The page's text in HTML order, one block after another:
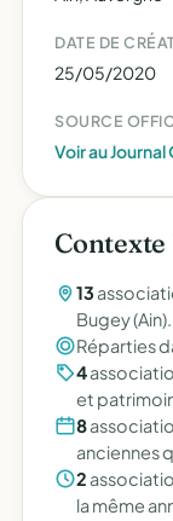
DATE DE
25/05/2020
SOURCE
Voir au
Contexte
13
Bugey (Ain).
Réparties
4
et
8
anciennes
2
la même